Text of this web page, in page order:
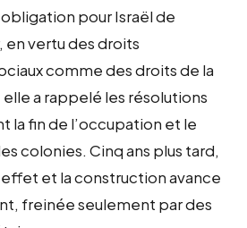
pour Israël de
en vertu des droits
comme des droits de la
a rappelé les résolutions
la fin de l’occupation et le
colonies. Cinq ans plus tard,
et la construction avance
freinée seulement par des